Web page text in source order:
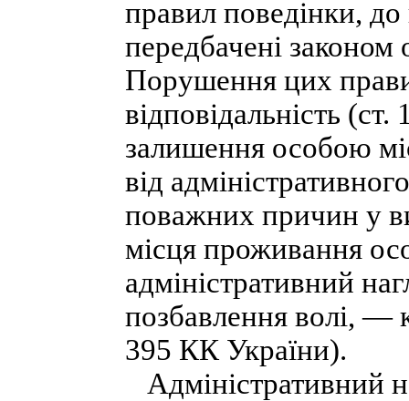
правил поведінки, до
передбачені
Порушення цих
відповідальність
залишення особою
від
поважних причин у
місця проживання
адміністративний
позбавлення волі, —
395 КК України).
Адміністративний